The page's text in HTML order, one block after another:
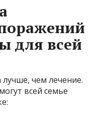
для всей
чем лечение.
всей семье